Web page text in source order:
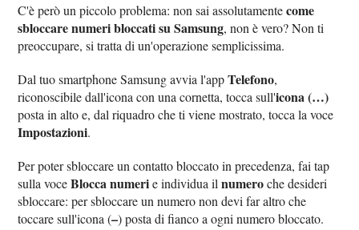
C'è però un piccolo problema: non sai assolutamentecome
sbloccare numeri bloccati su Samsung, non è vero? Non ti
preoccupare, si tratta di un'operazione semplicissima.
Dal tuo smartphone Samsung avvia l'appTelefono,
riconoscibile dall'icona con una cornetta, tocca sull'icona (…)
posta in alto e, dal riquadro che ti viene mostrato, tocca la voce
Impostazioni.
Per poter sbloccare un contatto bloccato in precedenza, fai tap
sulla voceBlocca numerie individua ilnumeroche desideri
sbloccare: per sbloccare un numero non devi far altro che
toccare sull'icona (–) posta di fianco a ogni numero bloccato.